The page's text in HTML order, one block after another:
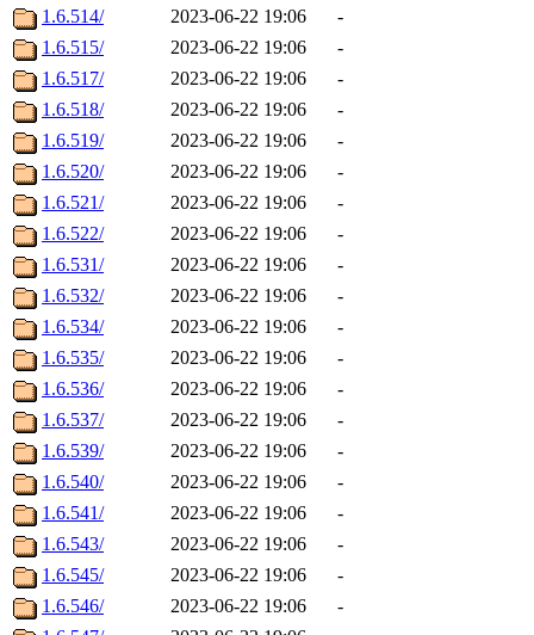
1.6.514/
2023-06-22 19:06
-
1.6.515/
2023-06-22 19:06
-
1.6.517/
2023-06-22 19:06
-
1.6.518/
2023-06-22 19:06
-
1.6.519/
2023-06-22 19:06
-
1.6.520/
2023-06-22 19:06
-
1.6.521/
2023-06-22 19:06
-
1.6.522/
2023-06-22 19:06
-
1.6.531/
2023-06-22 19:06
-
1.6.532/
2023-06-22 19:06
-
1.6.534/
2023-06-22 19:06
-
1.6.535/
2023-06-22 19:06
-
1.6.536/
2023-06-22 19:06
-
1.6.537/
2023-06-22 19:06
-
1.6.539/
2023-06-22 19:06
-
1.6.540/
2023-06-22 19:06
-
1.6.541/
2023-06-22 19:06
-
1.6.543/
2023-06-22 19:06
-
1.6.545/
2023-06-22 19:06
-
1.6.546/
2023-06-22 19:06
-